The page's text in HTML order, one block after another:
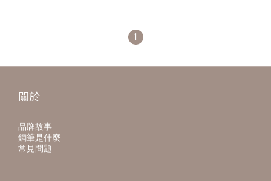
1
關於
品牌故事
鋼筆是什麼
常見問題